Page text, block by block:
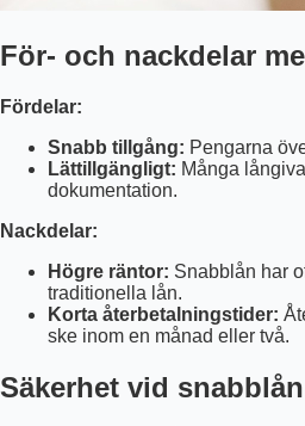
För- och nackdelar
Fördelar:
Snabb tillgång: Pengarna
Lättillgängligt: Många
dokumentation.
Nackdelar:
Högre räntor: Snabblån har
traditionella lån.
Korta återbetalningstider:
ske inom en månad eller två.
Säkerhet vid snabblån